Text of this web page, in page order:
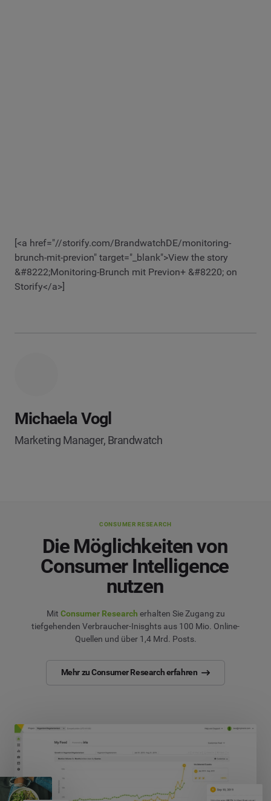
[<a href="//storify.com/BrandwatchDE/monitoring-
brunch-mit-previon" target="_blank">View the story
&#8222;Monitoring-Brunch mit Previon+ &#8220; on
Storify</a>]
Michaela Vogl
Marketing Manager, Brandwatch
CONSUMER RESEARCH
Die Möglichkeiten von
Consumer Intelligence
nutzen
Mit Consumer Research erhalten Sie Zugang zu
tiefgehenden Verbraucher-Inisghts aus 100 Mio. Online-
Quellen und über 1,4 Mrd. Posts.
Mehr zu Consumer Research erfahren